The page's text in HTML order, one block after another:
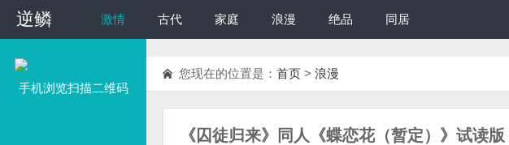
逆鳞
逆鳞 激情 古代 家庭 浪漫 绝品 同居
手机浏览扫描二维码
您现在的位置是： 首页 > 浪漫
《囚徒归来》同人《蝶恋花（暂定）》试读版